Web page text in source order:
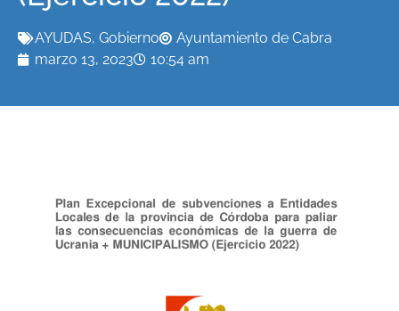
AYUDAS, Gobierno
Ayuntamiento de Cabra
marzo 13, 2023
10:54 am